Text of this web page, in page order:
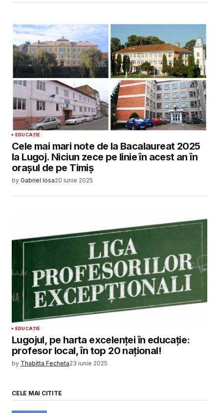
EDUCAȚIE
Cele mai mari note de la Bacalaureat 2025
la Lugoj. Niciun zece pe linie în acest an în
orașul de pe Timiș
by Gabriel Iosa20 iunie 2025
EDUCAȚIE
Lugojul, pe harta excelenței în educație:
profesor local, în top 20 național!
by Thabitta Fecheta23 iunie 2025
CELE MAI CITITE